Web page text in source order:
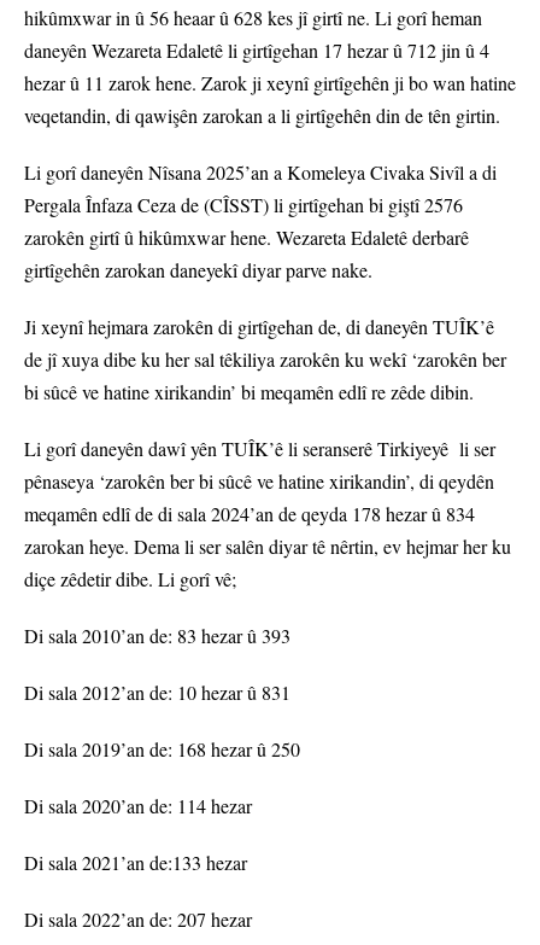
hikûmxwar in û 56 heaar û 628 kes jî girtî ne. Li gorî heman
daneyên Wezareta Edaletê li girtîgehan 17 hezar û 712 jin û 4
hezar û 11 zarok hene. Zarok ji xeynî girtîgehên ji bo wan hatine
veqetandin, di qawişên zarokan a li girtîgehên din de tên girtin.
Li gorî daneyên Nîsana 2025’an a Komeleya Civaka Sivîl a di
Pergala Înfaza Ceza de (CÎSST) li girtîgehan bi giştî 2576
zarokên girtî û hikûmxwar hene. Wezareta Edaletê derbarê
girtîgehên zarokan daneyekî diyar parve nake.
Ji xeynî hejmara zarokên di girtîgehan de, di daneyên TUÎK’ê
de jî xuya dibe ku her sal têkiliya zarokên ku wekî ‘zarokên ber
bi sûcê ve hatine xirikandin’ bi meqamên edlî re zêde dibin.
Li gorî daneyên dawî yên TUÎK’ê li seranserê Tirkiyeyê li ser
pênaseya ‘zarokên ber bi sûcê ve hatine xirikandin’, di qeydên
meqamên edlî de di sala 2024’an de qeyda 178 hezar û 834
zarokan heye. Dema li ser salên diyar tê nêrtin, ev hejmar her ku
diçe zêdetir dibe. Li gorî vê;
Di sala 2010’an de: 83 hezar û 393
Di sala 2012’an de: 10 hezar û 831
Di sala 2019’an de: 168 hezar û 250
Di sala 2020’an de: 114 hezar
Di sala 2021’an de:133 hezar
Di sala 2022’an de: 207 hezar